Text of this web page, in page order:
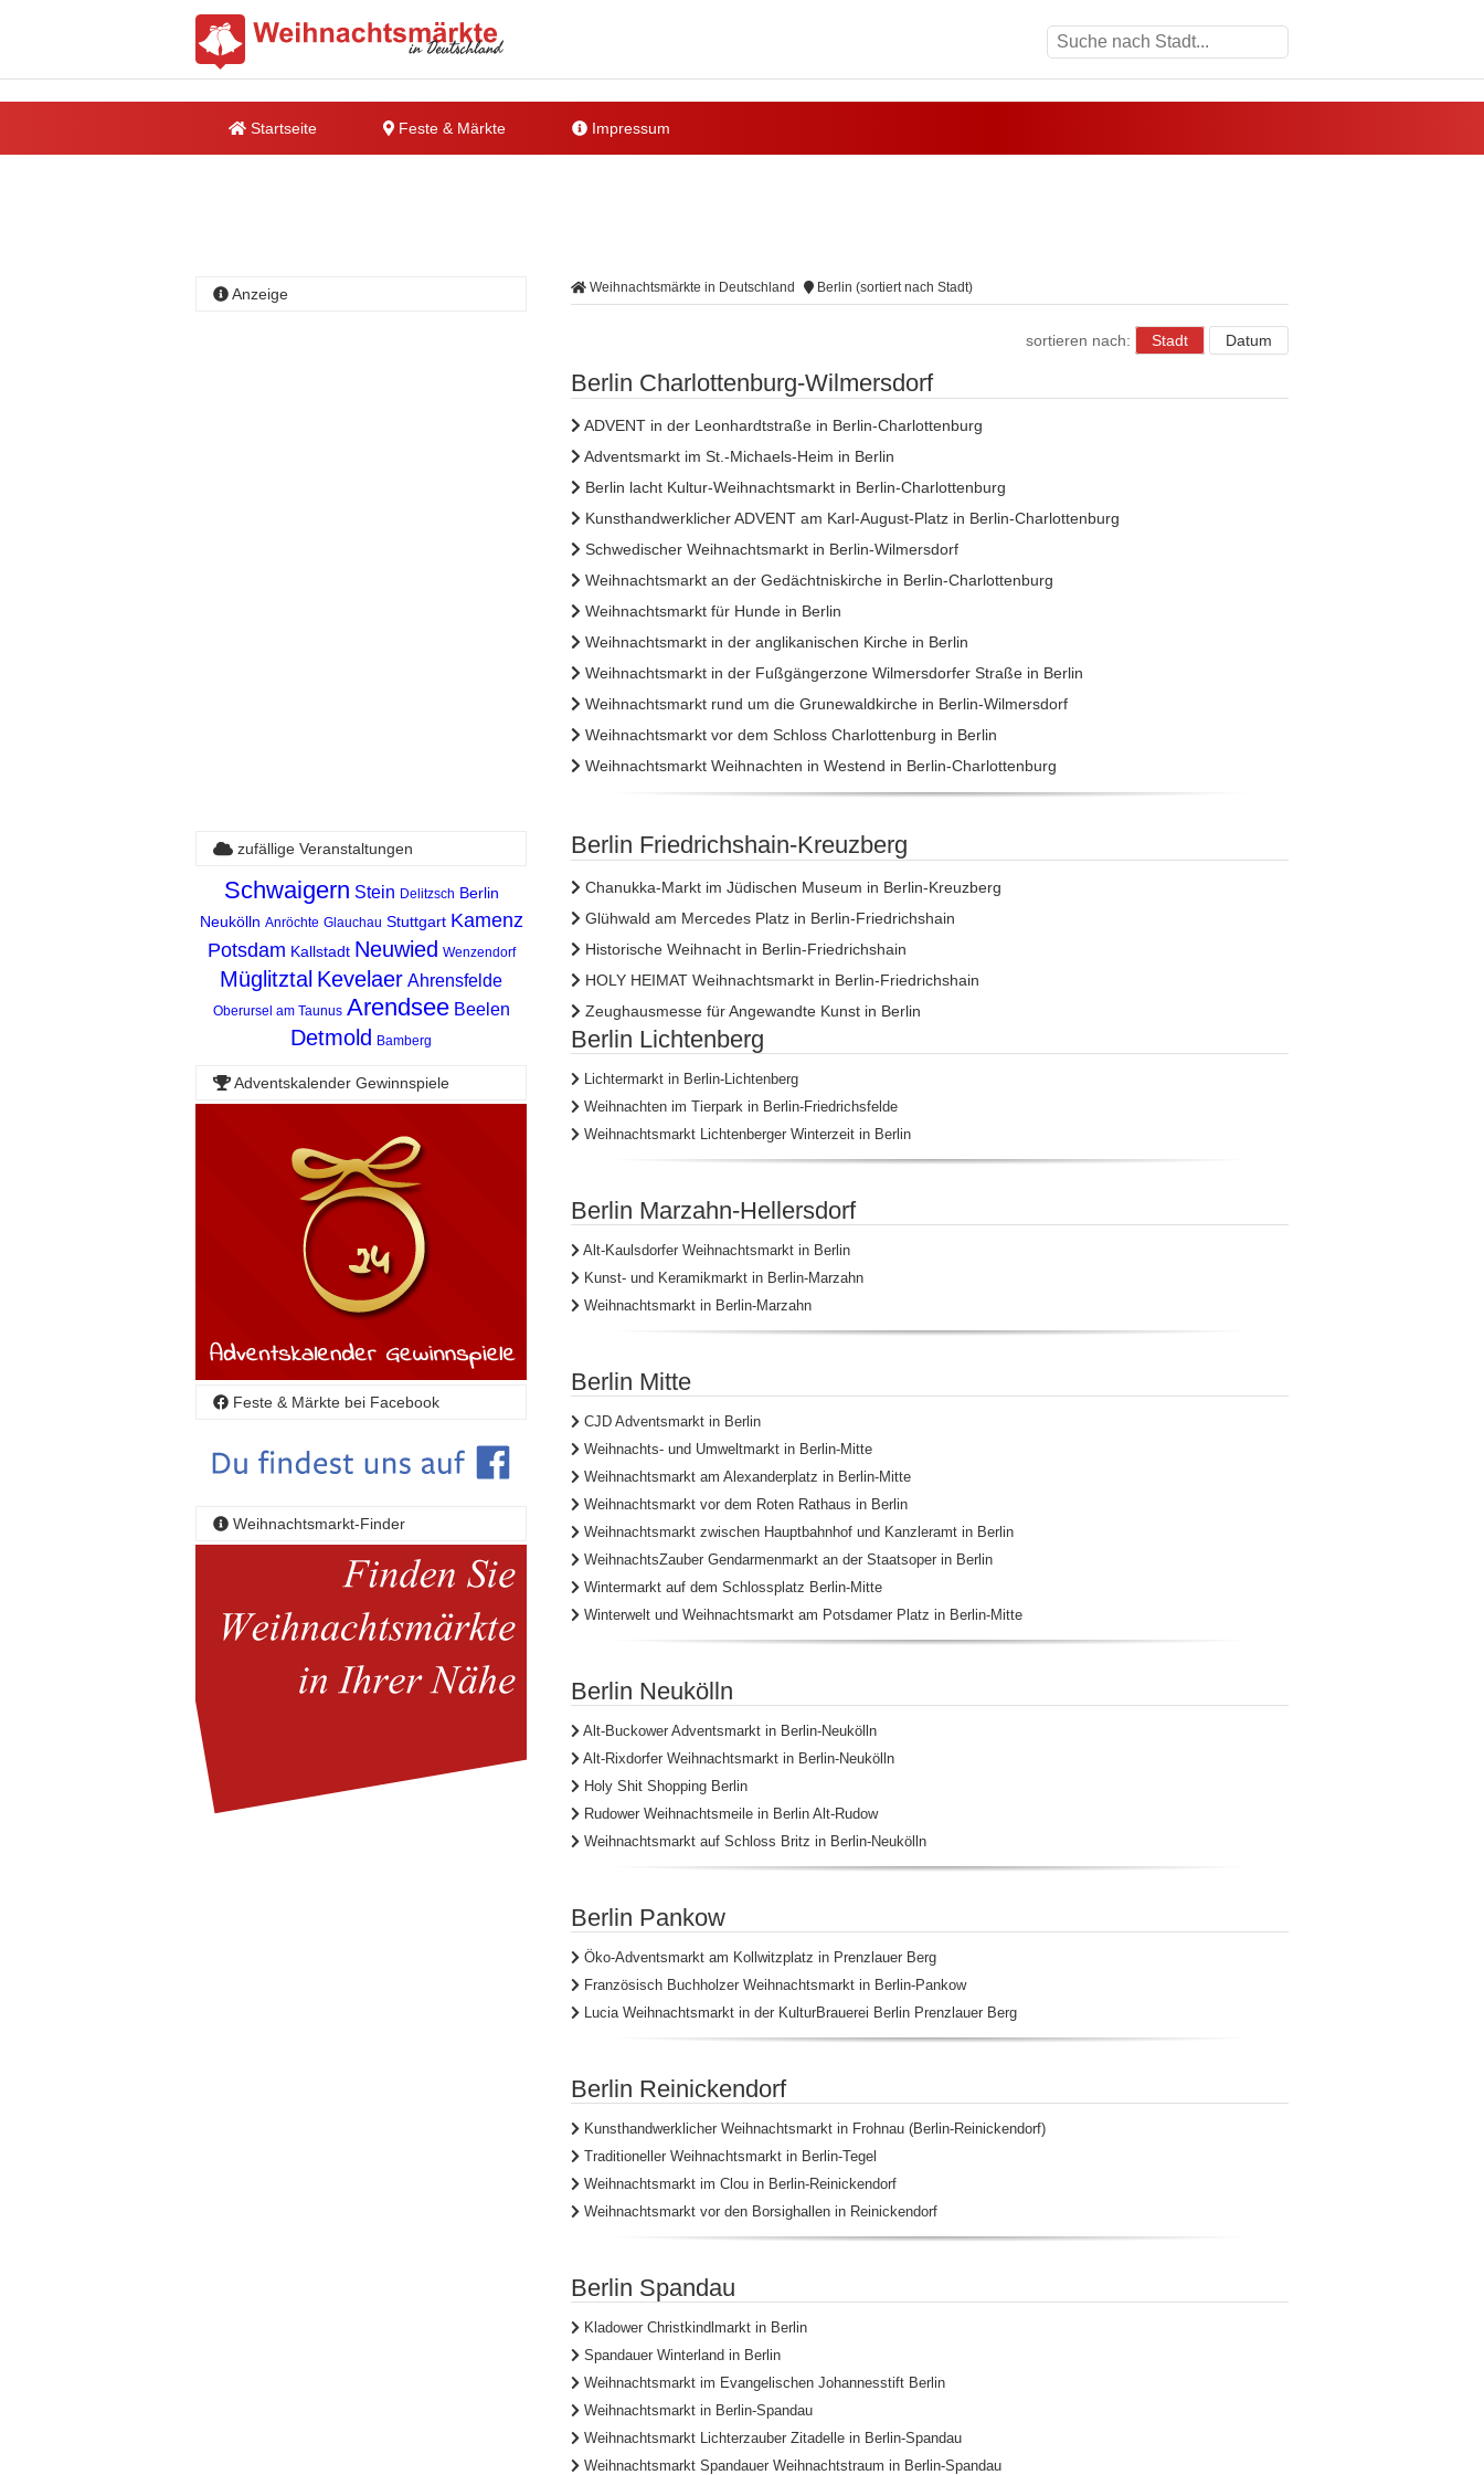
Startseite Feste & Märkte Impressum
Weihnachtsmärkte in Deutschland Berlin (sortiert nach Stadt)
sortieren nach: Stadt Datum
Berlin Charlottenburg-Wilmersdorf
ADVENT in der Leonhardtstraße in Berlin-Charlottenburg
Adventsmarkt im St.-Michaels-Heim in Berlin
Berlin lacht Kultur-Weihnachtsmarkt in Berlin-Charlottenburg
Kunsthandwerklicher ADVENT am Karl-August-Platz in Berlin-Charlottenburg
Schwedischer Weihnachtsmarkt in Berlin-Wilmersdorf
Weihnachtsmarkt an der Gedächtniskirche in Berlin-Charlottenburg
Weihnachtsmarkt für Hunde in Berlin
Weihnachtsmarkt in der anglikanischen Kirche in Berlin
Weihnachtsmarkt in der Fußgängerzone Wilmersdorfer Straße in Berlin
Weihnachtsmarkt rund um die Grunewaldkirche in Berlin-Wilmersdorf
Weihnachtsmarkt vor dem Schloss Charlottenburg in Berlin
Weihnachtsmarkt Weihnachten in Westend in Berlin-Charlottenburg
Anzeige
Berlin Friedrichshain-Kreuzberg
Chanukka-Markt im Jüdischen Museum in Berlin-Kreuzberg
Glühwald am Mercedes Platz in Berlin-Friedrichshain
Historische Weihnacht in Berlin-Friedrichshain
HOLY HEIMAT Weihnachtsmarkt in Berlin-Friedrichshain
Zeughausmesse für Angewandte Kunst in Berlin
Berlin Lichtenberg
Lichtermarkt in Berlin-Lichtenberg
Weihnachten im Tierpark in Berlin-Friedrichsfelde
Weihnachtsmarkt Lichtenberger Winterzeit in Berlin
Berlin Marzahn-Hellersdorf
Alt-Kaulsdorfer Weihnachtsmarkt in Berlin
Kunst- und Keramikmarkt in Berlin-Marzahn
Weihnachtsmarkt in Berlin-Marzahn
Berlin Mitte
CJD Adventsmarkt in Berlin
Weihnachts- und Umweltmarkt in Berlin-Mitte
Weihnachtsmarkt am Alexanderplatz in Berlin-Mitte
Weihnachtsmarkt vor dem Roten Rathaus in Berlin
Weihnachtsmarkt zwischen Hauptbahnhof und Kanzleramt in Berlin
WeihnachtsZauber Gendarmenmarkt an der Staatsoper in Berlin
Wintermarkt auf dem Schlossplatz Berlin-Mitte
Winterwelt und Weihnachtsmarkt am Potsdamer Platz in Berlin-Mitte
Berlin Neukölln
Alt-Buckower Adventsmarkt in Berlin-Neukölln
Alt-Rixdorfer Weihnachtsmarkt in Berlin-Neukölln
Holy Shit Shopping Berlin
Rudower Weihnachtsmeile in Berlin Alt-Rudow
Weihnachtsmarkt auf Schloss Britz in Berlin-Neukölln
Berlin Pankow
Öko-Adventsmarkt am Kollwitzplatz in Prenzlauer Berg
Französisch Buchholzer Weihnachtsmarkt in Berlin-Pankow
Lucia Weihnachtsmarkt in der KulturBrauerei Berlin Prenzlauer Berg
Berlin Reinickendorf
Kunsthandwerklicher Weihnachtsmarkt in Frohnau (Berlin-Reinickendorf)
Traditioneller Weihnachtsmarkt in Berlin-Tegel
Weihnachtsmarkt im Clou in Berlin-Reinickendorf
Weihnachtsmarkt vor den Borsighallen in Reinickendorf
Berlin Spandau
Kladower Christkindlmarkt in Berlin
Spandauer Winterland in Berlin
Weihnachtsmarkt im Evangelischen Johannesstift Berlin
Weihnachtsmarkt in Berlin-Spandau
Weihnachtsmarkt Lichterzauber Zitadelle in Berlin-Spandau
Weihnachtsmarkt Spandauer Weihnachtstraum in Berlin-Spandau
zufällige Veranstaltungen
Schwaigern Stein Delitzsch Berlin
Neukölln Anröchte Glauchau Stuttgart Kamenz
Potsdam Kallstadt Neuwied Wenzendorf
Müglitztal Kevelaer Ahrensfelde
Oberursel am Taunus Arendsee Beelen
Detmold Bamberg
Adventskalender Gewinnspiele
Feste & Märkte bei Facebook
Weihnachtsmarkt-Finder